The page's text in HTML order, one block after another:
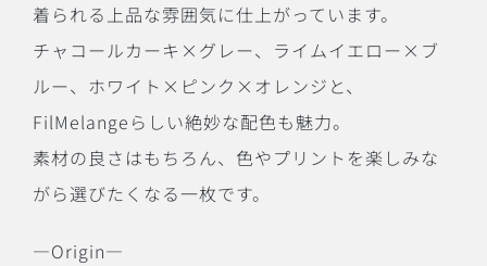
着られる上品な雰囲気に仕上がっています。
チャコールカーキ×グレー、ライムイエロー×ブ
ルー、ホワイト×ピンク×オレンジと、
FilMelangeらしい絶妙な配色も魅力。
素材の良さはもちろん、色やプリントを楽しみな
がら選びたくなる一枚です。
―Origin―